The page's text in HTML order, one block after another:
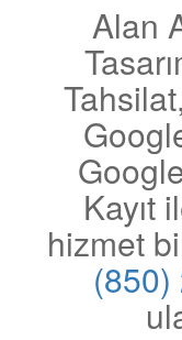
Alan
Kayıt
hizmet